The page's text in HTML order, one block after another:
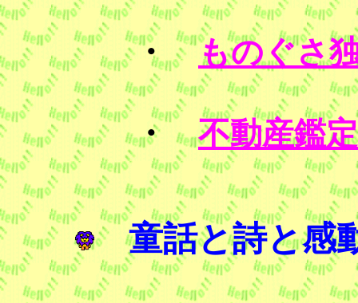
・ものぐさ
・不動産鑑
童話と詩と感